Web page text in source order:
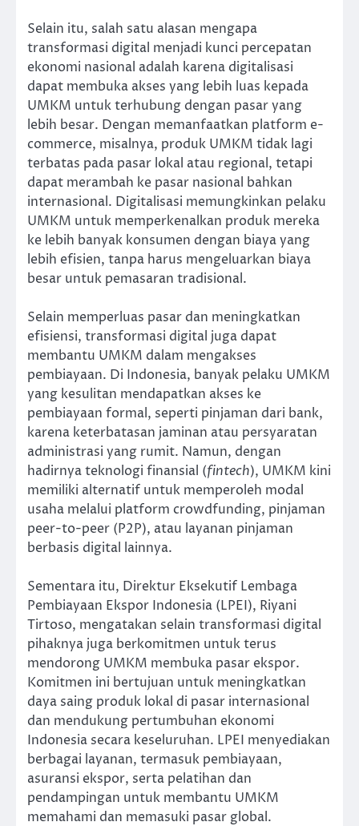
Selain itu, salah satu alasan mengapa
transformasi digital menjadi kunci percepatan
ekonomi nasional adalah karena digitalisasi
dapat membuka akses yang lebih luas kepada
UMKM untuk terhubung dengan pasar yang
lebih besar. Dengan memanfaatkan platform e-
commerce, misalnya, produk UMKM tidak lagi
terbatas pada pasar lokal atau regional, tetapi
dapat merambah ke pasar nasional bahkan
internasional. Digitalisasi memungkinkan pelaku
UMKM untuk memperkenalkan produk mereka
ke lebih banyak konsumen dengan biaya yang
lebih efisien, tanpa harus mengeluarkan biaya
besar untuk pemasaran tradisional.
Selain memperluas pasar dan meningkatkan
efisiensi, transformasi digital juga dapat
membantu UMKM dalam mengakses
pembiayaan. Di Indonesia, banyak pelaku UMKM
yang kesulitan mendapatkan akses ke
pembiayaan formal, seperti pinjaman dari bank,
karena keterbatasan jaminan atau persyaratan
administrasi yang rumit. Namun, dengan
hadirnya teknologi finansial (fintech), UMKM kini
memiliki alternatif untuk memperoleh modal
usaha melalui platform crowdfunding, pinjaman
peer-to-peer (P2P), atau layanan pinjaman
berbasis digital lainnya.
Sementara itu, Direktur Eksekutif Lembaga
Pembiayaan Ekspor Indonesia (LPEI), Riyani
Tirtoso, mengatakan selain transformasi digital
pihaknya juga berkomitmen untuk terus
mendorong UMKM membuka pasar ekspor.
Komitmen ini bertujuan untuk meningkatkan
daya saing produk lokal di pasar internasional
dan mendukung pertumbuhan ekonomi
Indonesia secara keseluruhan. LPEI menyediakan
berbagai layanan, termasuk pembiayaan,
asuransi ekspor, serta pelatihan dan
pendampingan untuk membantu UMKM
memahami dan memasuki pasar global.